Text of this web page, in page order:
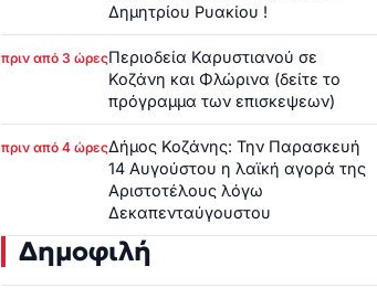
Δημητρίου Ρυακίου !
πριν από 3 ώρεςΠεριοδεία Καρυστιανού σε
Κοζάνη και Φλώρινα (δείτε το
πρόγραμμα των επισκεψεων)
πριν από 4 ώρεςΔήμος Κοζάνης: Την Παρασκευή
14 Αυγούστου η λαϊκή αγορά της
Αριστοτέλους λόγω
Δεκαπενταύγουστου
Δημοφιλή